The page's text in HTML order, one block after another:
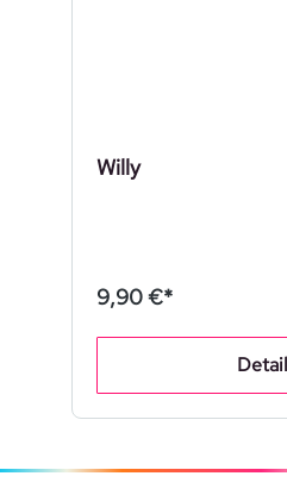
Willy
9,90 €*